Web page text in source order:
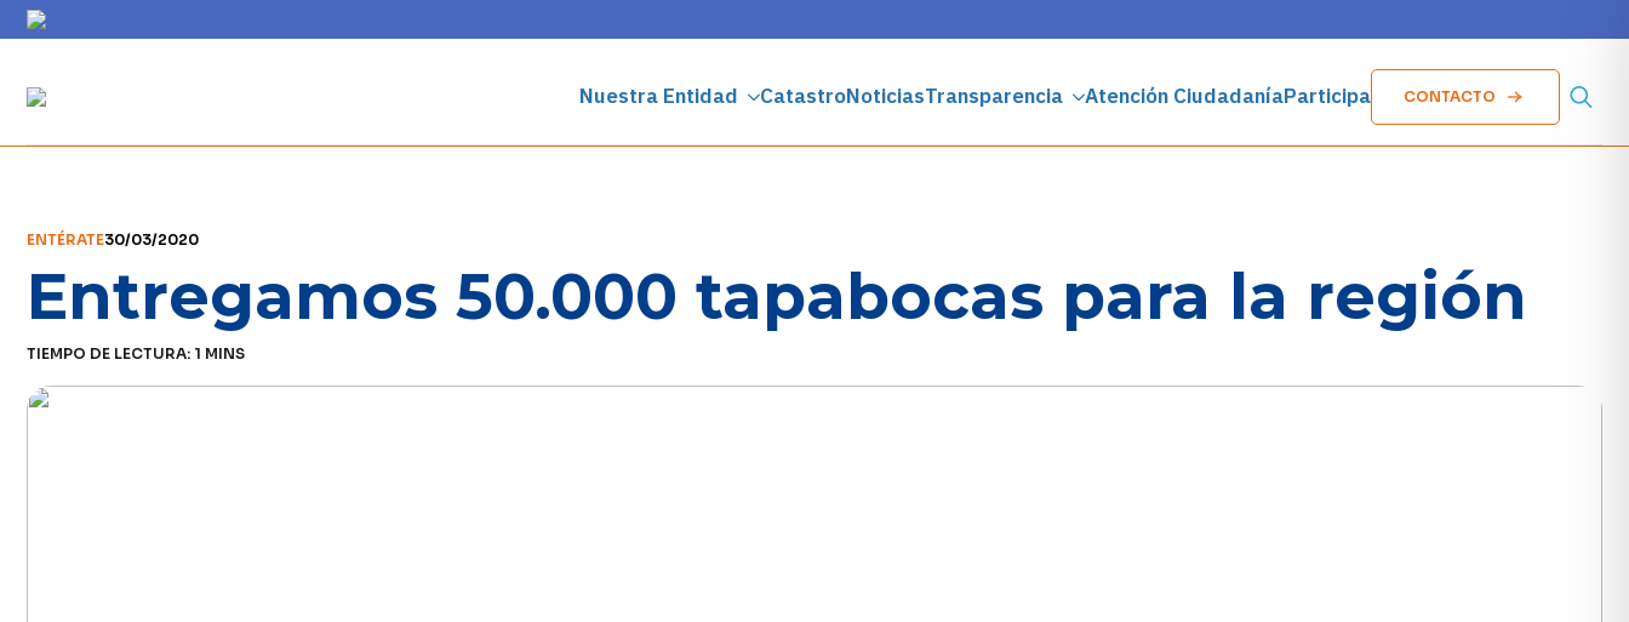
Nuestra Entidad CatastroNoticiasTransparencia Atención CiudadaníaParticipa CONTACTO
ENTÉRATE30/03/2020
Entregamos 50.000 tapabocas para la región
TIEMPO DE LECTURA: 1 MINS